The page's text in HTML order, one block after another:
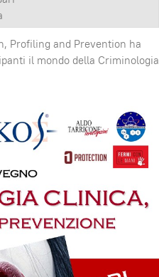
Profiling and Prevention ha
il mondo della Criminologia